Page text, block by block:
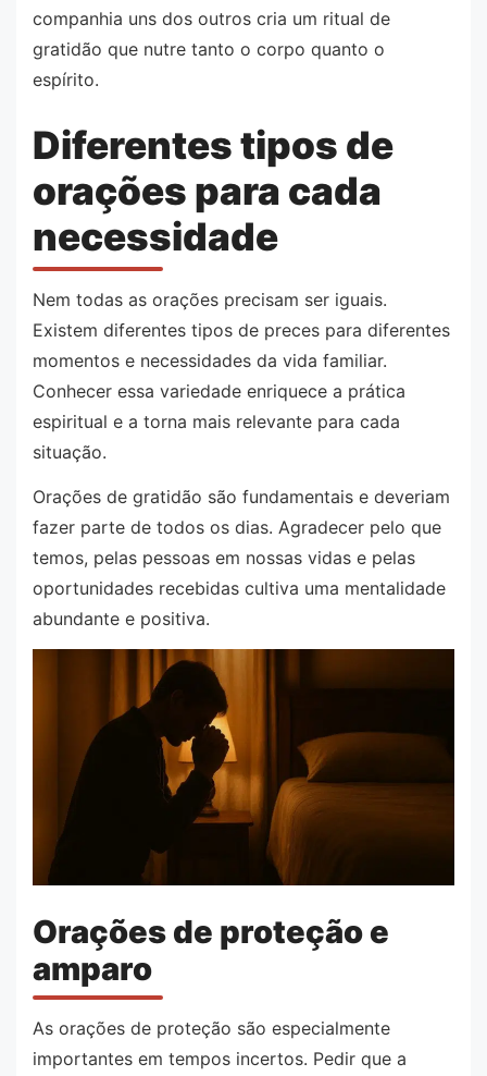
companhia uns dos outros cria um ritual de
gratidão que nutre tanto o corpo quanto o
espírito.
Diferentes tipos de
orações para cada
necessidade
Nem todas as orações precisam ser iguais.
Existem diferentes tipos de preces para diferentes
momentos e necessidades da vida familiar.
Conhecer essa variedade enriquece a prática
espiritual e a torna mais relevante para cada
situação.
Orações de gratidão são fundamentais e deveriam
fazer parte de todos os dias. Agradecer pelo que
temos, pelas pessoas em nossas vidas e pelas
oportunidades recebidas cultiva uma mentalidade
abundante e positiva.
Orações de proteção e
amparo
As orações de proteção são especialmente
importantes em tempos incertos. Pedir que a